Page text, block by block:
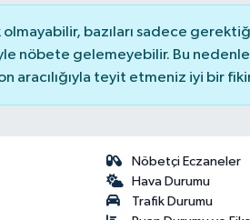
bazıları sadece
nöbete gelemeyebilir. Bu
aracılığıyla teyit etmeniz iyi bir
Nöbetçi Eczaneler
Hava Durumu
Trafik Durumu